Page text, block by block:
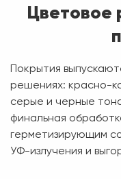
Цветовое
Покрытия
решениях: красно-
серые и черные
финальная
герметизирующим
УФ-излучения и